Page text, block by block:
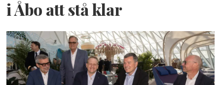
i Åbo att stå klar